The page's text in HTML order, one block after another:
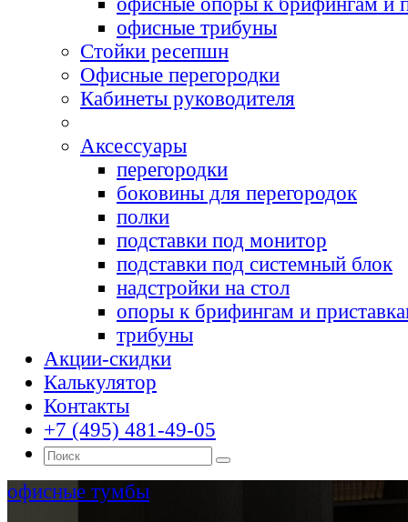
офисные трибуны
Cтойки ресепшн
Офисные перегородки
Кабинеты руководителя
Аксессуары
перегородки
боковины для перегородок
полки
подставки под монитор
подставки под системный блок
надстройки на стол
опоры к брифингам и
трибуны
Акции-скидки
Калькулятор
Контакты
+7 (495) 481-49-05
офисные тумбы